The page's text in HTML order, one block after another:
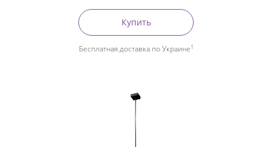
Купить
Бесплатная доставка по Украине1